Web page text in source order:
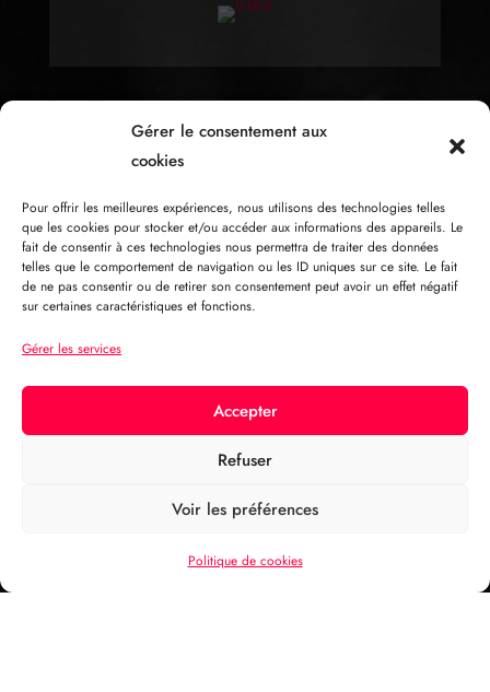
Gérer le consentement aux
cookies
Pour offrir les meilleures expériences, nous utilisons des technologies telles
que les cookies pour stocker et/ou accéder aux informations des appareils. Le
fait de consentir à ces technologies nous permettra de traiter des données
telles que le comportement de navigation ou les ID uniques sur ce site. Le fait
de ne pas consentir ou de retirer son consentement peut avoir un effet négatif
sur certaines caractéristiques et fonctions.
Gérer les services
Accepter
Refuser
Voir les préférences
Politique de cookies